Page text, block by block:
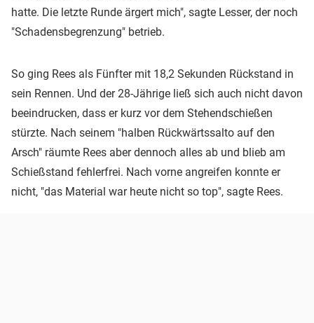
hatte. Die letzte Runde ärgert mich", sagte Lesser, der noch
"Schadensbegrenzung" betrieb.
So ging Rees als Fünfter mit 18,2 Sekunden Rückstand in
sein Rennen. Und der 28-Jährige ließ sich auch nicht davon
beeindrucken, dass er kurz vor dem Stehendschießen
stürzte. Nach seinem "halben Rückwärtssalto auf den
Arsch" räumte Rees aber dennoch alles ab und blieb am
Schießstand fehlerfrei. Nach vorne angreifen konnte er
nicht, "das Material war heute nicht so top", sagte Rees.